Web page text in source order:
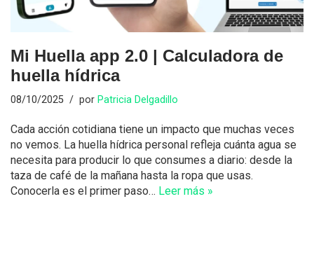
Mi Huella app 2.0 | Calculadora de
huella hídrica
08/10/2025 por Patricia Delgadillo
Cada acción cotidiana tiene un impacto que muchas veces
no vemos. La huella hídrica personal refleja cuánta agua se
necesita para producir lo que consumes a diario: desde la
taza de café de la mañana hasta la ropa que usas.
Conocerla es el primer paso… Leer más »